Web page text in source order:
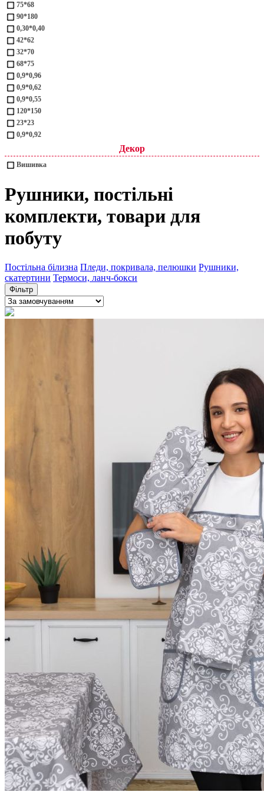
75*68
90*180
0,30*0,40
42*62
32*70
68*75
0,9*0,96
0,9*0,62
0,9*0,55
120*150
23*23
0,9*0,92
Декор
Вишивка
Рушники, постільні
комплекти, товари для
побуту
Постільна білизна Пледи, покривала, пелюшки Рушники,
скатертини Термоси, ланч-бокси
Фільтр